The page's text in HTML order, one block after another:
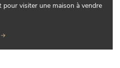
pour visiter une maison à vendre